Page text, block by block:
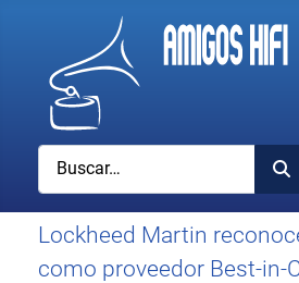
Buscar
Lockheed Martin
como proveedor Best-in-